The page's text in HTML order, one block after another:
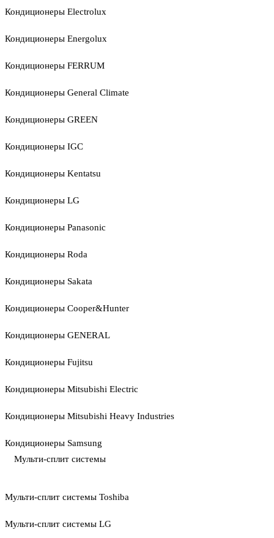
Кондиционеры Electrolux
Кондиционеры Energolux
Кондиционеры FERRUM
Кондиционеры General Climate
Кондиционеры GREEN
Кондиционеры IGC
Кондиционеры Kentatsu
Кондиционеры LG
Кондиционеры Panasonic
Кондиционеры Roda
Кондиционеры Sakata
Кондиционеры Cooper&Hunter
Кондиционеры GENERAL
Кондиционеры Fujitsu
Кондиционеры Mitsubishi Electric
Кондиционеры Mitsubishi Heavy Industries
Кондиционеры Samsung
Мульти-сплит системы
Мульти-сплит системы Toshiba
Мульти-сплит системы LG